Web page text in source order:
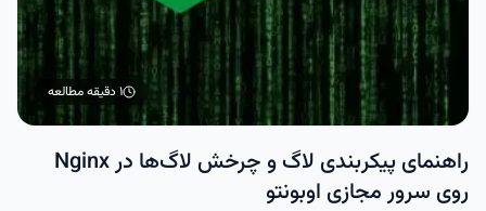
۱ دقیقه مطالعه
راهنمای پیکربندی لاگ‌ و چرخش لاگ‌ها در Nginx
روی سرور مجازی اوبونتو